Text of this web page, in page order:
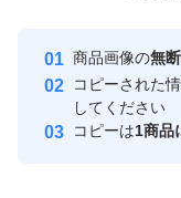
安心取引出品者
取引実績
商品画像の無
コピーされた
してください
コピーは1商品